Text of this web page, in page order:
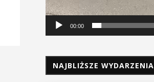
00:00
NAJBLIŻSZE WYDARZENIA